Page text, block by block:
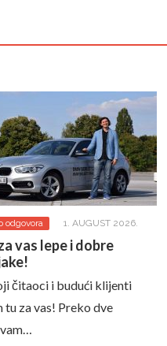
odgovora 1. AUGUST 2026.
vas lepe i dobre
čitaoci i budući klijenti
tu za vas! Preko dve